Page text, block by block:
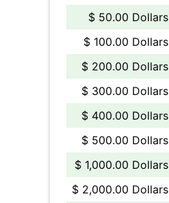
$ 50.00 Dollars
$ 100.00 Dollars
$ 200.00 Dollars
$ 300.00 Dollars
$ 400.00 Dollars
$ 500.00 Dollars
$ 1,000.00 Dollars
$ 2,000.00 Dollars